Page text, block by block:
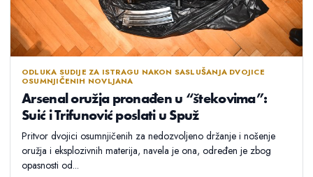
ODLUKA SUDIJE ZA ISTRAGU NAKON SASLUŠANJA DVOJICE
OSUMNJIČENIH NOVLJANA
Arsenal oružja pronađen u “štekovima”:
Suić i Trifunović poslati u Spuž
Pritvor dvojici osumnjičenih za nedozvoljeno držanje i nošenje
oružja i eksplozivnih materija, navela je ona, određen je zbog
opasnosti od...